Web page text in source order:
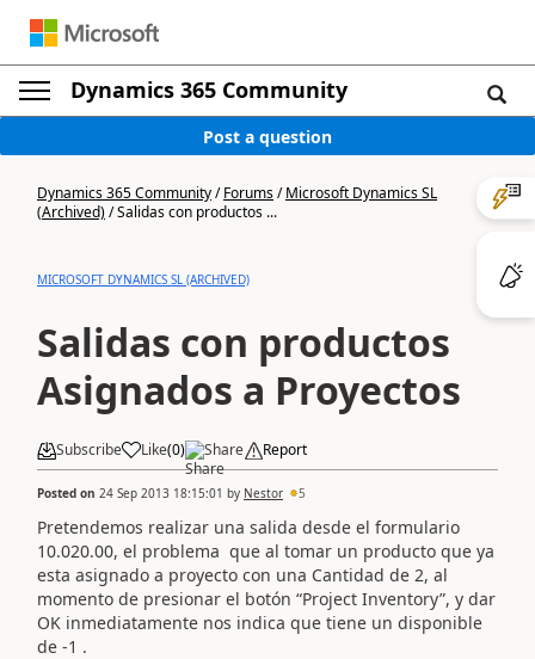
Dynamics 365 Community
Post a question
Dynamics 365 Community/Forums/Microsoft Dynamics SL
(Archived)/Salidas con productos ...
MICROSOFT DYNAMICS SL (ARCHIVED)
Salidas con productos
Asignados a Proyectos
Subscribe Like(0) Share Report
Posted on 24 Sep 2013 18:15:01 by Nestor 5
Pretendemos realizar una salida desde el formulario
10.020.00, el problema que al tomar un producto que ya
esta asignado a proyecto con una Cantidad de 2, al
momento de presionar el botón “Project Inventory”, y dar
OK inmediatamente nos indica que tiene un disponible
de -1 .